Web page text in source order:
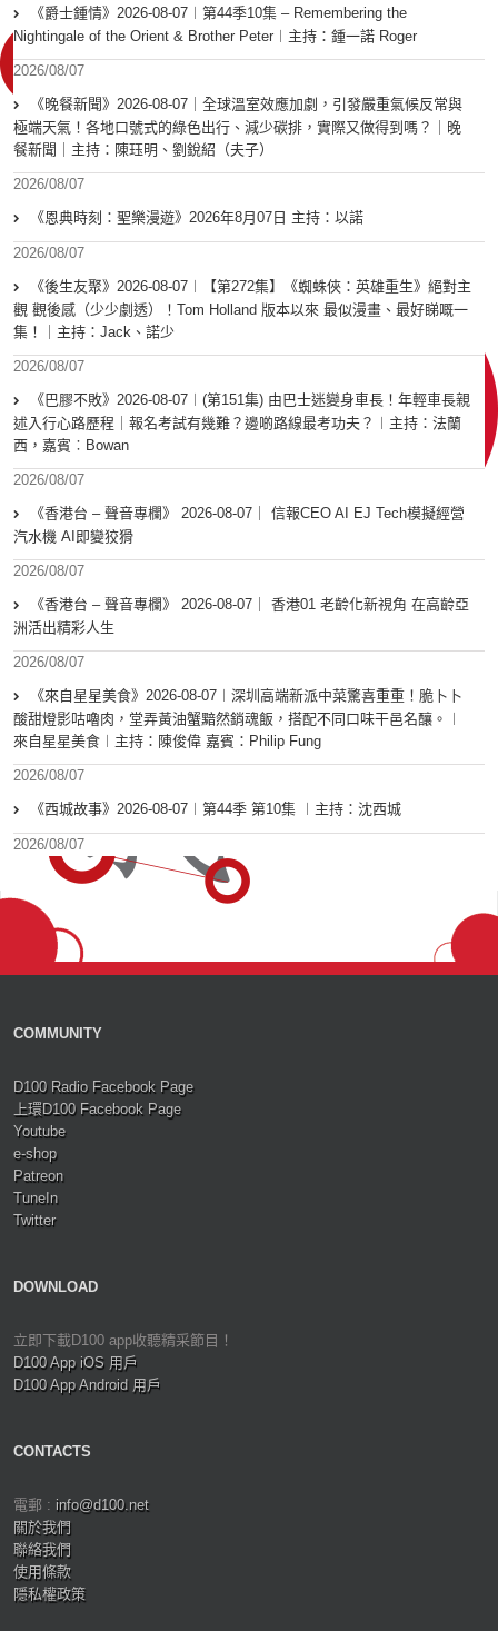
《爵士鍾情》2026-08-07︱第44季10集 – Remembering the
Nightingale of the Orient & Brother Peter︱主持：鍾一諾 Roger
2026/08/07
《晚餐新聞》2026-08-07｜全球溫室效應加劇，引發嚴重氣候反常與
極端天氣！各地口號式的綠色出行、減少碳排，實際又做得到嗎？｜晚
餐新聞｜主持：陳珏明、劉銳紹（夫子）
2026/08/07
《恩典時刻：聖樂漫遊》2026年8月07日 主持：以諾
2026/08/07
《後生友聚》2026-08-07︱【第272集】《蜘蛛俠：英雄重生》絕對主
觀 觀後感（少少劇透）！Tom Holland 版本以來 最似漫畫、最好睇嘅一
集！｜主持：Jack、諾少
2026/08/07
《巴膠不敗》2026-08-07︱(第151集) 由巴士迷變身車長！年輕車長親
述入行心路歷程｜報名考試有幾難？邊啲路線最考功夫？︱主持：法蘭
西，嘉賓︰Bowan
2026/08/07
《香港台 – 聲音專欄》 2026-08-07｜ 信報CEO AI EJ Tech模擬經營
汽水機 AI即變狡猾
2026/08/07
《香港台 – 聲音專欄》 2026-08-07｜ 香港01 老齡化新視角 在高齡亞
洲活出精彩人生
2026/08/07
《來自星星美食》2026-08-07︱深圳高端新派中菜驚喜重重！脆卜卜
酸甜燈影咕嚕肉，堂弄黃油蟹黯然銷魂飯，搭配不同口味干邑名釀。︱
來自星星美食︱主持：陳俊偉 嘉賓：Philip Fung
2026/08/07
《西城故事》2026-08-07︱第44季 第10集 ︱主持：沈西城
2026/08/07
COMMUNITY
D100 Radio Facebook Page
上環D100 Facebook Page
Youtube
e-shop
Patreon
TuneIn
Twitter
DOWNLOAD
立即下載D100 app收聽精采節目！
D100 App iOS 用戶
D100 App Android 用戶
CONTACTS
電郵 : info@d100.net
關於我們
聯絡我們
使用條款
隱私權政策